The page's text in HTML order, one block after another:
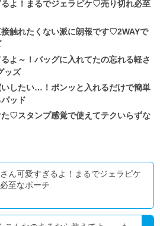
よ！まるでジェラピケ♡売り切れ必至
触れたくない派に朗報です♡2WAYで
よ～！バッグに入れてたの忘れる軽さ
ッズ
したい…！ポンッと入れるだけで簡単
ッド
♡スタンプ感覚で使えてテクいらずな
ん可愛すぎるよ！まるでジェラピケ
至なポーチ